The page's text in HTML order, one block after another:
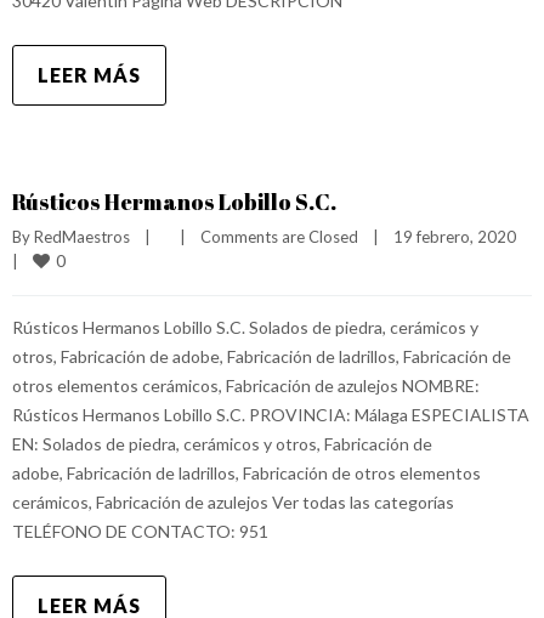
LEER MÁS
Rústicos Hermanos Lobillo S.C.
By RedMaestros Comments are Closed
0
Rústicos Hermanos Lobillo S.C. Solados de piedra, cerámicos y
otros, Fabricación de adobe, Fabricación de ladrillos, Fabricación de
otros elementos cerámicos, Fabricación de azulejos NOMBRE:
Rústicos Hermanos Lobillo S.C. PROVINCIA: Málaga ESPECIALISTA
EN: Solados de piedra, cerámicos y otros, Fabricación de
adobe, Fabricación de ladrillos, Fabricación de otros elementos
cerámicos, Fabricación de azulejos Ver todas las categorías
TELÉFONO DE CONTACTO: 951
LEER MÁS